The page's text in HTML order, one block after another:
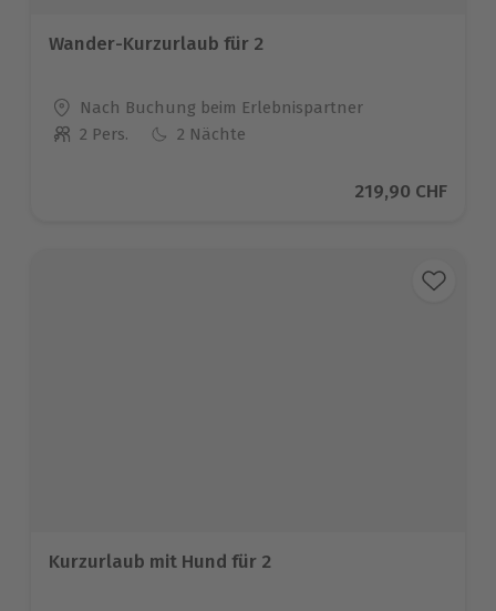
Wander-Kurzurlaub für 2
Standort
Nach Buchung beim Erlebnispartner
Anzahl der Teilnehmer
2 Pers. 2 Nächte
Aktueller Preis
219,90 CHF
Kurzurlaub mit Hund für 2